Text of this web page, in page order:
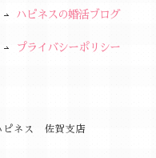
ハピネスの婚活ブログ
プライバシーポリシー
ネス 佐賀支店